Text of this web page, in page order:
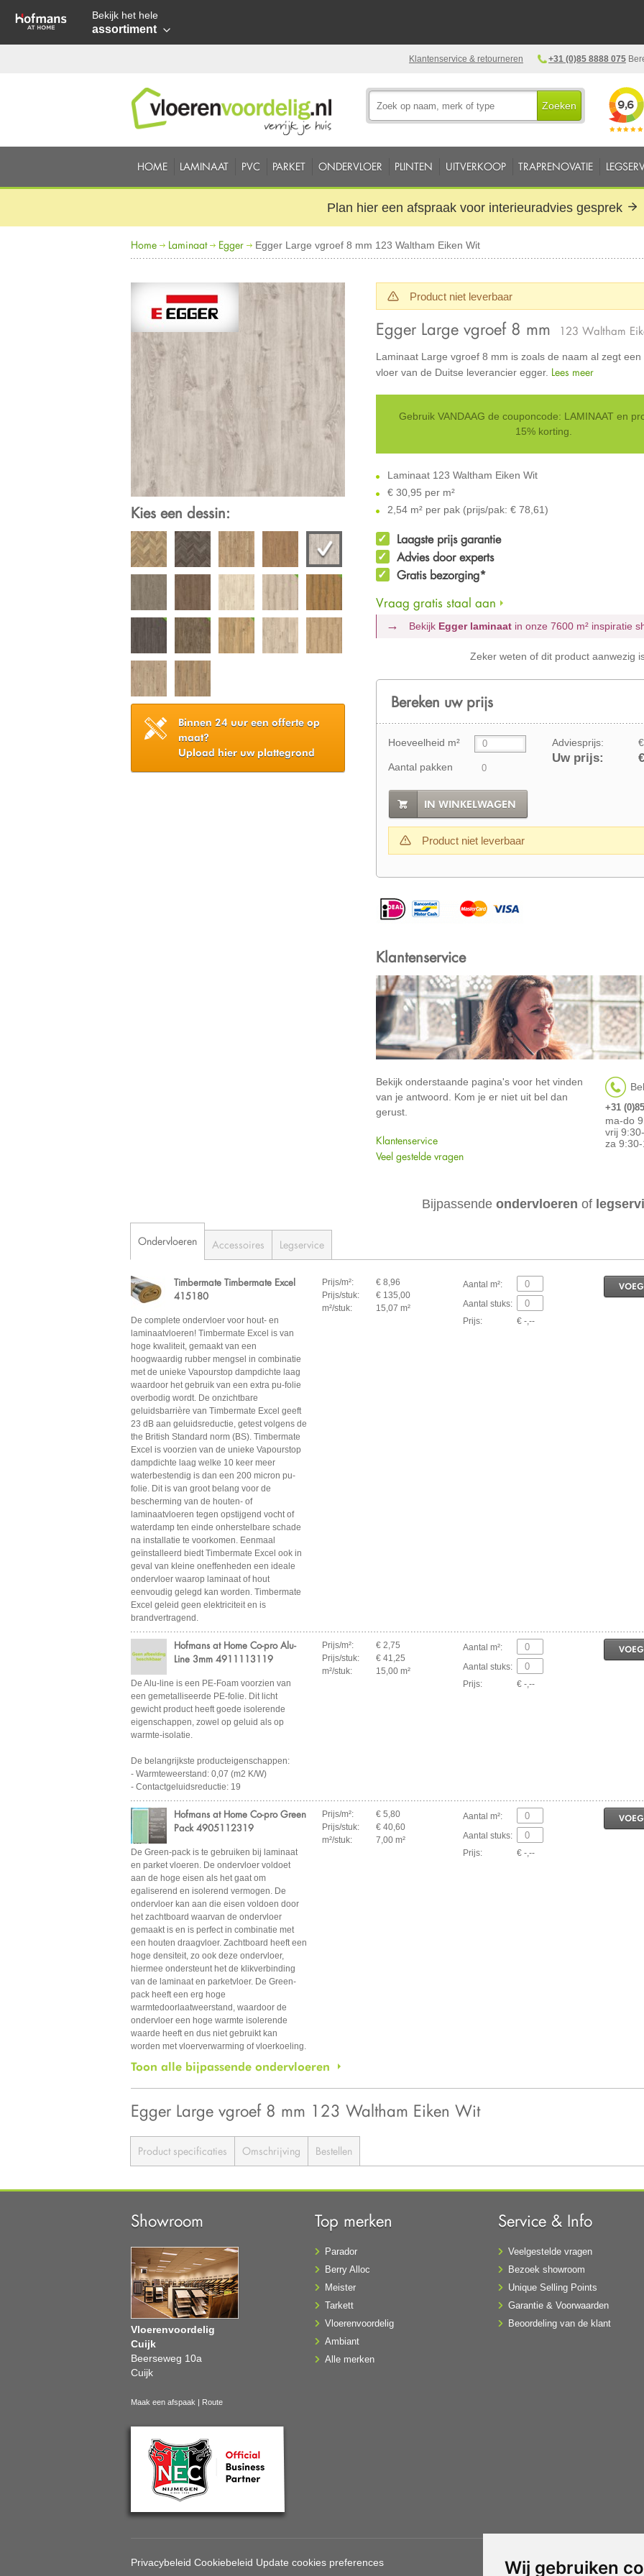
Wij gebruiken
Bekijk het hele
assortiment
+31 (0)85 8888 075
Klantenservice & retourneren
Zoeken
HOME LAMINAAT PVC PARKET ONDERVLOER PLINTEN UITVERKOOP TRAPRENOVATIE
Plan hier een afspraak voor interieuradvies gesprek
Home Laminaat Egger Egger Large vgroef 8 mm 123 Waltham Eiken Wit
Kies een dessin:
Binnen 24 uur een offerte op
maat?
Upload hier uw plattegrond
Product niet leverbaar
Egger Large vgroef 8 mm 123 Waltham
Laminaat Large vgroef 8 mm is zoals de naam al zegt een
vloer van de Duitse leverancier egger. Lees meer
Gebruik VANDAAG de couponcode: LAMINAAT en
15% korting.
Laminaat 123 Waltham Eiken Wit
€ 30,95 per m²
2,54 m² per pak (prijs/pak: € 78,61)
Laagste prijs garantie
Advies door experts
Gratis bezorging*
Vraag gratis staal aan
Bekijk Egger laminaat in onze 7600 m² inspiratie
Zeker weten of dit product aanwezig
Bereken uw prijs
Hoeveelheid m²
Aantal pakken
Adviesprijs:
Uw prijs:
IN WINKELWAGEN
Product niet leverbaar
Klantenservice
Bekijk onderstaande pagina's voor het vinden
van je antwoord. Kom je er niet uit bel dan
gerust.
Klantenservice
Veel gestelde vragen
+31
ma-do
vrij
za
Bijpassendeondervloeren of
Ondervloeren Accessoires Legservice
Timbermate Timbermate Excel
415180
De complete ondervloer voor hout- en
laminaatvloeren! Timbermate Excel is van
hoge kwaliteit, gemaakt van een
hoogwaardig rubber mengsel in combinatie
met de unieke Vapourstop dampdichte laag
waardoor het gebruik van een extra pu-folie
overbodig wordt. De onzichtbare
geluidsbarrière van Timbermate Excel geeft
23 dB aan geluidsreductie, getest volgens de
the British Standard norm (BS). Timbermate
Excel is voorzien van de unieke Vapourstop
dampdichte laag welke 10 keer meer
waterbestendig is dan een 200 micron pu-
folie. Dit is van groot belang voor de
bescherming van de houten- of
laminaatvloeren tegen opstijgend vocht of
waterdamp ten einde onherstelbare schade
na installatie te voorkomen. Eenmaal
geïnstalleerd biedt Timbermate Excel ook in
geval van kleine oneffenheden een ideale
ondervloer waarop laminaat of hout
eenvoudig gelegd kan worden. Timbermate
Excel geleid geen elektriciteit en is
brandvertragend.
Prijs/m²:
€ 8,96
Prijs/stuk:
€ 135,00
m²/stuk:
15,07 m²
Aantal m²:
Aantal stuks:
Prijs:
€ -,--
Hofmans at Home Co-pro Alu-
Line 3mm 4911113119
De Alu-line is een PE-Foam voorzien van
een gemetalliseerde PE-folie. Dit licht
gewicht product heeft goede isolerende
eigenschappen, zowel op geluid als op
warmte-isolatie.
De belangrijkste producteigenschappen:
- Warmteweerstand: 0,07 (m2 K/W)
- Contactgeluidsreductie: 19
Prijs/m²:
€ 2,75
Prijs/stuk:
€ 41,25
m²/stuk:
15,00 m²
Aantal m²:
Aantal stuks:
Prijs:
€ -,--
Hofmans at Home Co-pro Green
Pack 4905112319
De Green-pack is te gebruiken bij laminaat
en parket vloeren. De ondervloer voldoet
aan de hoge eisen als het gaat om
egaliserend en isolerend vermogen. De
ondervloer kan aan die eisen voldoen door
het zachtboard waarvan de ondervloer
gemaakt is en is perfect in combinatie met
een houten draagvloer. Zachtboard heeft een
hoge densiteit, zo ook deze ondervloer,
hiermee ondersteunt het de klikverbinding
van de laminaat en parketvloer. De Green-
pack heeft een erg hoge
warmtedoorlaatweerstand, waardoor de
ondervloer een hoge warmte isolerende
waarde heeft en dus niet gebruikt kan
worden met vloerverwarming of vloerkoeling.
Prijs/m²:
€ 5,80
Prijs/stuk:
€ 40,60
m²/stuk:
7,00 m²
Aantal m²:
Aantal stuks:
Prijs:
€ -,--
Toon alle bijpassende ondervloeren
Egger Large vgroef 8 mm 123 Waltham Eiken Wit
Product specificaties Omschrijving Bestellen
Showroom
Vloerenvoordelig
Cuijk
Beerseweg 10a
Cuijk
Maak een afspaak Route
Top merken
Parador
Berry Alloc
Meister
Tarkett
Vloerenvoordelig
Ambiant
Alle merken
Service & Info
Veelgestelde vragen
Bezoek showroom
Unique Selling Points
Garantie & Voorwaarden
Beoordeling van de klant
Privacybeleid Cookiebeleid Update cookies preferences Gebruik van deze site